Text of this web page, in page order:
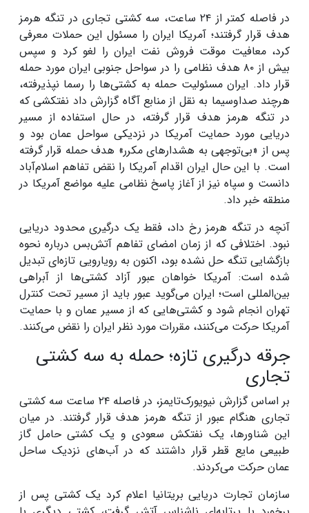
در فاصله کمتر از ۲۴ ساعت، سه کشتی تجاری در تنگه هرمز
هدف قرار گرفتند؛ آمریکا ایران را مسئول این حملات معرفی
کرد، معافیت موقت فروش نفت ایران را لغو کرد و سپس
بیش از ۸۰ هدف نظامی را در سواحل جنوبی ایران مورد حمله
قرار داد. ایران مسئولیت حمله به کشتی‌ها را رسما نپذیرفته،
هرچند صداوسیما به نقل از منابع آگاه گزارش داد نفتکشی که
در تنگه هرمز هدف قرار گرفته، در حال استفاده از مسیر
دریایی مورد حمایت آمریکا در نزدیکی سواحل عمان بود و
پس از «بی‌توجهی به هشدارهای مکرر» هدف حمله قرار گرفته
است. با این حال ایران اقدام آمریکا را نقض تفاهم اسلام‌آباد
دانست و سپاه نیز از آغاز پاسخ نظامی علیه مواضع آمریکا در
منطقه خبر داد.
آنچه در تنگه هرمز رخ داد، فقط یک درگیری محدود دریایی
نبود. اختلافی که از زمان امضای تفاهم آتش‌بس درباره نحوه
بازگشایی تنگه حل نشده بود، اکنون به رویارویی تازه‌ای تبدیل
شده است: آمریکا خواهان عبور آزاد کشتی‌ها از آبراهی
بین‌المللی است؛ ایران می‌گوید عبور باید از مسیر تحت کنترل
تهران انجام شود و کشتی‌هایی که از مسیر عمان و با حمایت
آمریکا حرکت می‌کنند، مقررات مورد نظر ایران را نقض می‌کنند.
جرقه درگیری تازه؛ حمله به سه کشتی
تجاری
بر اساس گزارش نیویورک‌تایمز، در فاصله ۲۴ ساعت سه کشتی
تجاری هنگام عبور از تنگه هرمز هدف قرار گرفتند. در میان
این شناورها، یک نفتکش سعودی و یک کشتی حامل گاز
طبیعی مایع قطر قرار داشتند که در آب‌های نزدیک ساحل
عمان حرکت می‌کردند.
سازمان تجارت دریایی بریتانیا اعلام کرد یک کشتی پس از